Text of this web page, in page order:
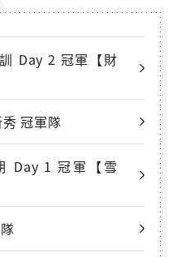
Day 2 冠軍【財
冠軍隊
Day 1 冠軍【雪